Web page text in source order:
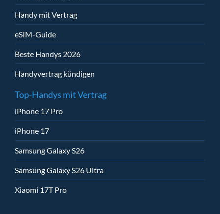
Handy mit Vertrag
eSIM-Guide
Beste Handys 2026
Handyvertrag kündigen
Top-Handys mit Vertrag
iPhone 17 Pro
iPhone 17
Samsung Galaxy S26
Samsung Galaxy S26 Ultra
Xiaomi 17T Pro